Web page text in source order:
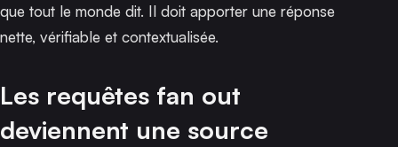
que tout le monde dit. Il doit apporter une réponse
nette, vérifiable et contextualisée.
Les requêtes fan out
deviennent une source